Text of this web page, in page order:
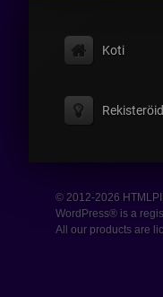
Koti
© 2012-2026
WordPress® is a
All our products are